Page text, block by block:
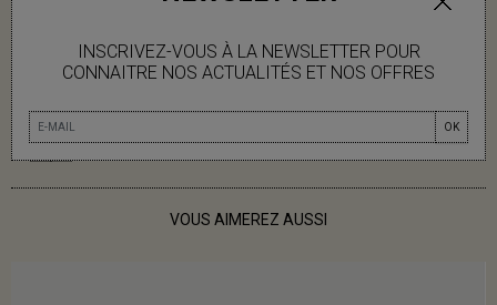
INSCRIVEZ-VOUS À LA NEWSLETTER POUR
CONNAITRE NOS ACTUALITÉS ET NOS OFFRES
OK
INFOS LIVRAISON
VOUS AIMEREZ AUSSI